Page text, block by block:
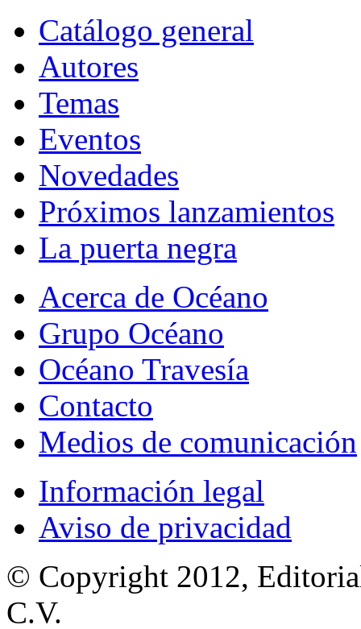
Catálogo general
Autores
Temas
Eventos
Novedades
Próximos lanzamientos
La puerta negra
Acerca de Océano
Grupo Océano
Océano Travesía
Contacto
Medios de comunicación
Información legal
Aviso de privacidad
© Copyright 2012,
C.V.